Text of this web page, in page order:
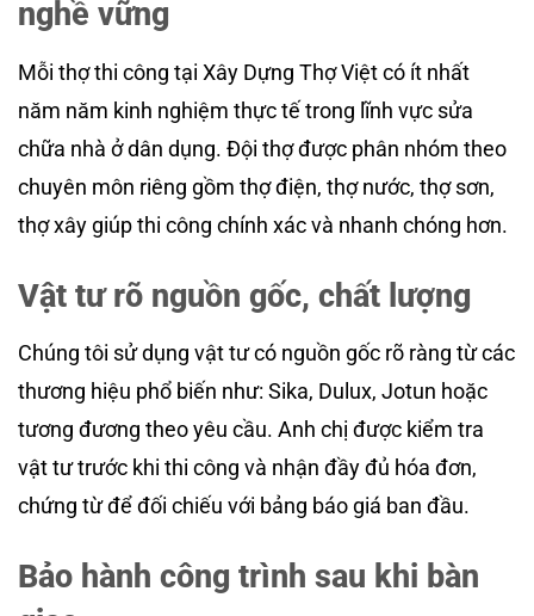
nghề vững
Mỗi thợ thi công tại Xây Dựng Thợ Việt có ít nhất
năm năm kinh nghiệm thực tế trong lĩnh vực sửa
chữa nhà ở dân dụng. Đội thợ được phân nhóm theo
chuyên môn riêng gồm thợ điện, thợ nước, thợ sơn,
thợ xây giúp thi công chính xác và nhanh chóng hơn.
Vật tư rõ nguồn gốc, chất lượng
Chúng tôi sử dụng vật tư có nguồn gốc rõ ràng từ các
thương hiệu phổ biến như: Sika, Dulux, Jotun hoặc
tương đương theo yêu cầu. Anh chị được kiểm tra
vật tư trước khi thi công và nhận đầy đủ hóa đơn,
chứng từ để đối chiếu với bảng báo giá ban đầu.
Bảo hành công trình sau khi bàn